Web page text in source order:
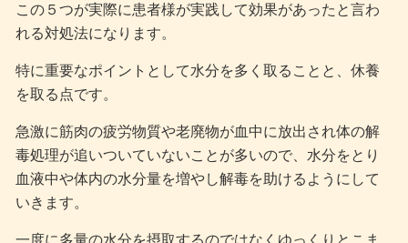
この５つが実際に患者様が実践して効果があったと言わ
れる対処法になります。
特に重要なポイントとして水分を多く取ることと、休養
を取る点です。
急激に筋肉の疲労物質や老廃物が血中に放出され体の解
毒処理が追いついていないことが多いので、水分をとり
血液中や体内の水分量を増やし解毒を助けるようにして
いきます。